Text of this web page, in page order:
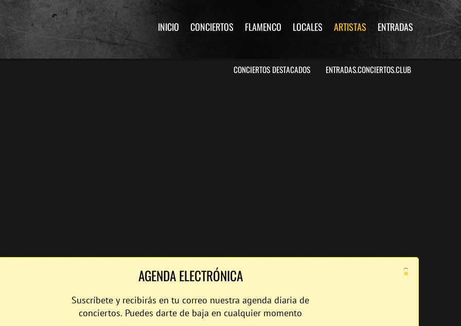
INICIO CONCIERTOS FLAMENCO LOCALES ARTISTAS ENTRADAS
CONCIERTOS DESTACADOS ENTRADAS.CONCIERTOS.CLUB
×
AGENDA ELECTRÓNICA
Suscríbete y recibirás en tu correo nuestra agenda diaria de
conciertos. Puedes darte de baja en cualquier momento